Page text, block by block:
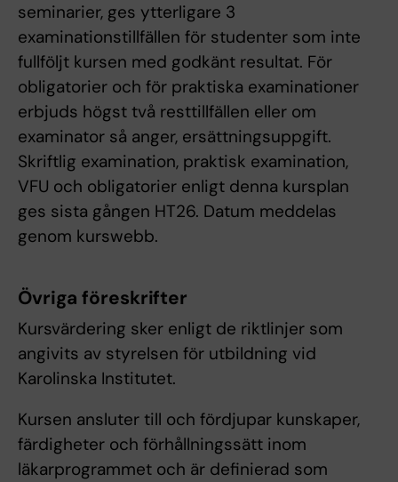
seminarier, ges ytterligare 3
examinationstillfällen för studenter som inte
fullföljt kursen med godkänt resultat. För
obligatorier och för praktiska examinationer
erbjuds högst två resttillfällen eller om
examinator så anger, ersättningsuppgift.
Skriftlig examination, praktisk examination,
VFU och obligatorier enligt denna kursplan
ges sista gången HT26. Datum meddelas
genom kurswebb.
Övriga föreskrifter
Kursvärdering sker enligt de riktlinjer som
angivits av styrelsen för utbildning vid
Karolinska Institutet.
Kursen ansluter till och fördjupar kunskaper,
färdigheter och förhållningssätt inom
läkarprogrammet och är definierad som